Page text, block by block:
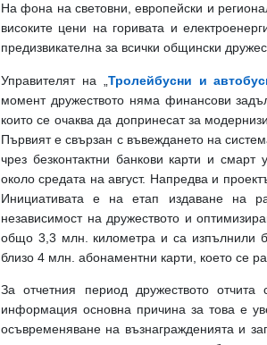
На фона на световни, европейски и
високите цени на горивата и
предизвикателна за всички общински
Управителят на „ Тролейбусни и
момент дружеството няма финансови
които се очаква да допринесат за
Първият е свързан с въвеждането на
чрез безконтактни банкови карти и
около средата на август. Напредва и
Инициативата е на етап издаване на
независимост на дружеството и
общо 3,3 млн. километра и са изпълнили
близо 4 млн. абонаментни карти, което се
За отчетния период дружеството
информация основна причина за това е
осъвременяване на възнагражденията и